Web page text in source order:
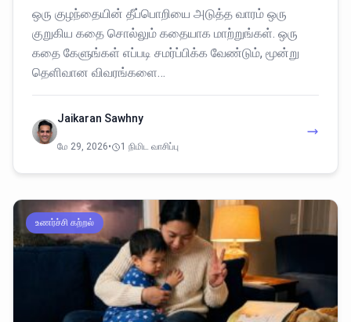
ஒரு குழந்தையின் தீப்பொறியை அடுத்த வாரம் ஒரு
குறுகிய கதை சொல்லும் கதையாக மாற்றுங்கள். ஒரு
கதை கேளுங்கள் எப்படி சமர்ப்பிக்க வேண்டும், மூன்று
தெளிவான விவரங்களை…
Jaikaran Sawhny
மே 29, 2026• 1 நிமிட வாசிப்பு
உணர்ச்சி கற்றல்